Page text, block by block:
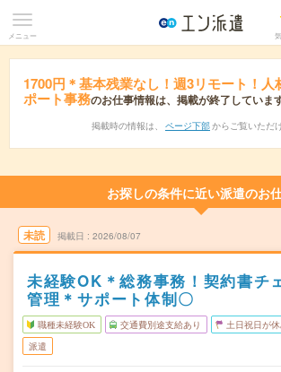
メニュー
1700円＊基本残業なし！週3リモート！人
ポート事務のお仕事情報は、掲載が終了していま
掲載時の情報は、 ページ下部 からご覧いただ
お探しの条件に近い派遣のお
未読 掲載日 2026/08/07
未経験OK＊総務事務！契約書チ
管理＊サポート体制〇
職種未経験OK 交通費別途支給あり 土日祝日が
派遣